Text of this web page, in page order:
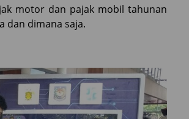
motor dan pajak mobil tahunan
dan dimana saja.